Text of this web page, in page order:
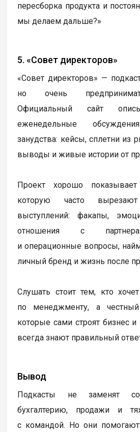
пересборка продукта и
мы делаем дальше?»
5. «Совет директоров»
«Совет директоров» —
но очень
Официальный сайт
еженедельные
занудства: кейсы, сплетни из
выводы и живые истории от
Проект хорошо показывает
которую часто
выступлений: факапы,
отношения с
и операционные вопросы,
личный бренд и жизнь после
Слушать стоит тем, кто
по менеджменту, а
которые сами строят бизнес
всегда знают правильный
Вывод
Подкасты не заменят
бухгалтерию, продажи и
с командой. Но они